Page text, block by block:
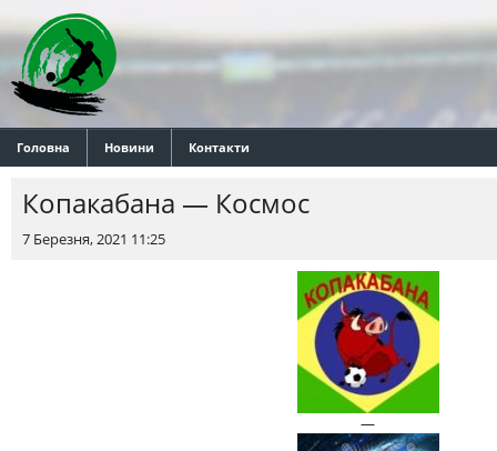
Головна Новини Контакти
Копакабана — Космос
7 Березня, 2021 11:25
—